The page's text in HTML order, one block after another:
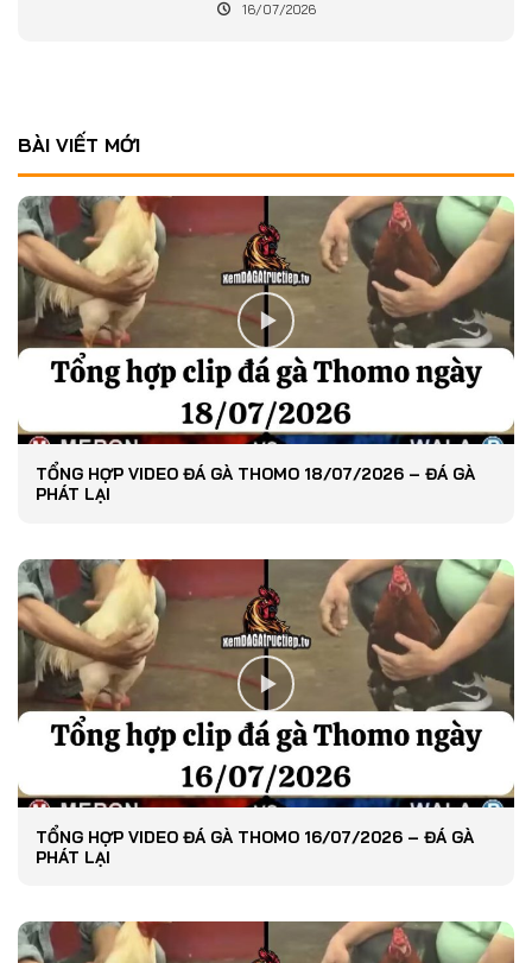
16/07/2026
BÀI VIẾT MỚI
TỔNG HỢP VIDEO ĐÁ GÀ THOMO 18/07/2026 – ĐÁ GÀ
PHÁT LẠI
TỔNG HỢP VIDEO ĐÁ GÀ THOMO 16/07/2026 – ĐÁ GÀ
PHÁT LẠI